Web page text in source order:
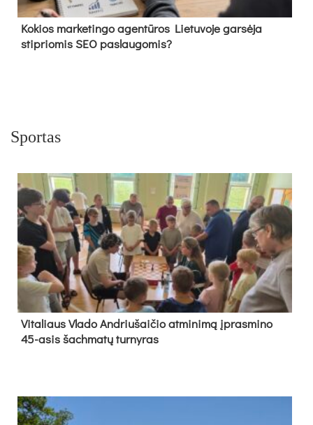
Kokios marketingo agentūros Lietuvoje garsėja
stipriomis SEO paslaugomis?
Sportas
Vi­ta­liaus Vla­do And­riu­šai­čio at­mi­ni­mą įpras­mi­no
45-asis šach­ma­tų tur­ny­ras